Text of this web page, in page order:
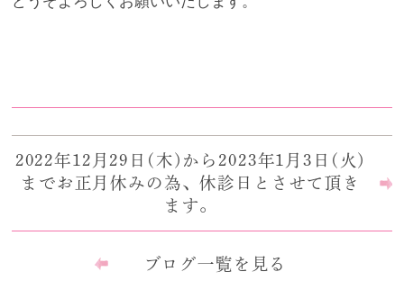
2022年12月29日(木)から2023年1月3日(火)
までお正月休みの為、休診日とさせて頂き
ます。
ブログ一覧を見る